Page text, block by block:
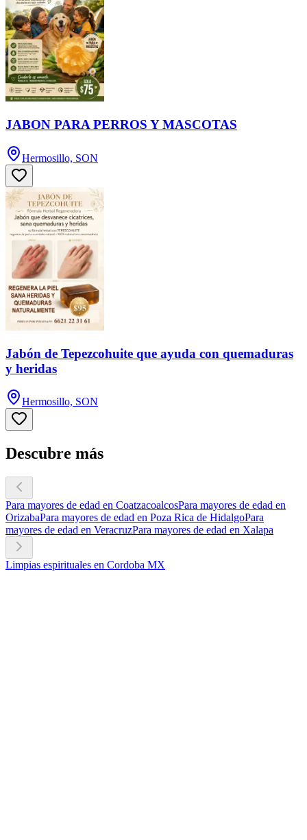
JABON PARA PERROS Y MASCOTAS
Hermosillo, SON
Jabón de Tepezcohuite que ayuda con quemaduras
y heridas
Hermosillo, SON
Descubre más
Para mayores de edad en CoatzacoalcosPara mayores de edad en
OrizabaPara mayores de edad en Poza Rica de HidalgoPara
mayores de edad en VeracruzPara mayores de edad en Xalapa
Limpias espirituales en Cordoba MX